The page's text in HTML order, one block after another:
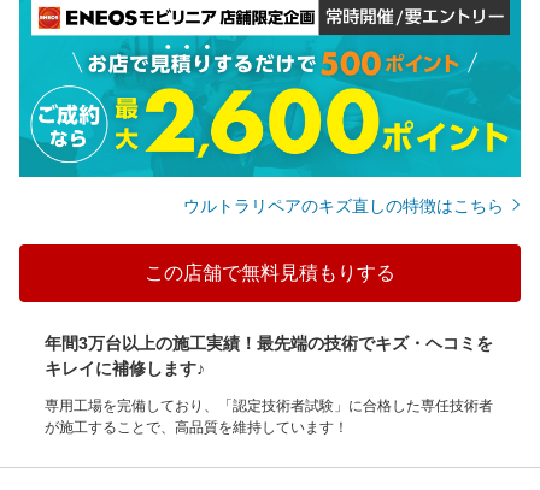
ウルトラリペアのキズ直しの特徴はこちら
この店舗で無料見積もりする
年間3万台以上の施工実績！最先端の技術でキズ・ヘコミを
キレイに補修します♪
専用工場を完備しており、「認定技術者試験」に合格した専任技術者
が施工することで、高品質を維持しています！